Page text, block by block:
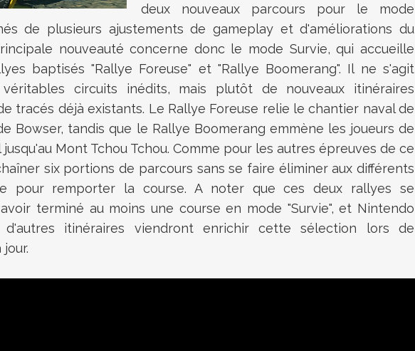
deux nouveaux parcours pour le mode
de plusieurs ajustements de gameplay et d'améliorations du
nouveauté concerne donc le mode Survie, qui accueille
baptisés "Rallye Foreuse" et "Rallye Boomerang". Il ne s'agit
circuits inédits, mais plutôt de nouveaux itinéraires
tracés déjà existants. Le Rallye Foreuse relie le chantier naval de
Bowser, tandis que le Rallye Boomerang emmène les joueurs de
jusqu'au Mont Tchou Tchou. Comme pour les autres épreuves de ce
six portions de parcours sans se faire éliminer aux différents
pour remporter la course. A noter que ces deux rallyes se
terminé au moins une course en mode "Survie", et Nintendo
itinéraires viendront enrichir cette sélection lors de